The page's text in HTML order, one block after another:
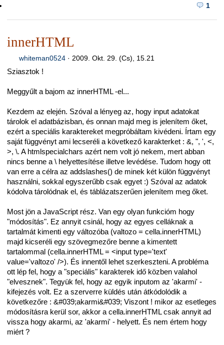
1
innerHTML
whiteman0524· 2009. Okt. 29. (Cs), 15.21
Sziasztok !
Meggyűlt a bajom az innerHTML -el...
Kezdem az elején. Szóval a lényeg az, hogy input adatokat
tárolok el adatbázisban, és onnan majd meg is jelenítem őket,
ezért a speciális karaktereket megpróbáltam kivédeni. Írtam egy
saját függvényt ami lecseréli a következő karakterket : &, ", ', <,
>, \. A htmlspecialchars azért nem volt jó nekem, mert abban
nincs benne a \ helyettesítése illetve levédése. Tudom hogy ott
van erre a célra az addslashes() de minek két külön függvényt
használni, sokkal egyszerűbb csak egyet :) Szóval az adatok
kódolva tárolódnak el, és táblázatszerűen jelenítem meg őket.
Most jön a JavaScript rész. Van egy olyan funkcióm hogy
"módosítás". Ez annyit csinál, hogy az egyes celláknak a
tartalmát kimenti egy változóba (valtozo = cella.innerHTML)
majd kicseréli egy szövegmezőre benne a kimentett
tartalommal (cella.innerHTML = <input type='text'
value='valtozo' />). És innentől lehet szerkeszteni. A probléma
ott lép fel, hogy a "speciális" karakterek idő közben valahol
"elvesznek". Tegyük fel, hogy az egyik inputom az 'akarmi' -
kifejezés volt. Ez a szerverre küldés után átkódolódik a
következőre : &#039;akarmi&#039; Viszont ! mikor az esetleges
módosításra kerül sor, akkor a cella.innerHTML csak annyit ad
vissza hogy akarmi, az 'akarmi' - helyett. És nem értem hogy
miért ?